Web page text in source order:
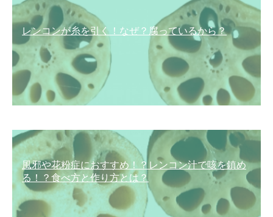
レンコンが糸を引く！なぜ？腐っているから？
風邪や花粉症におすすめ！？レンコン汁で咳を鎮め
る！？食べ方と作り方とは？